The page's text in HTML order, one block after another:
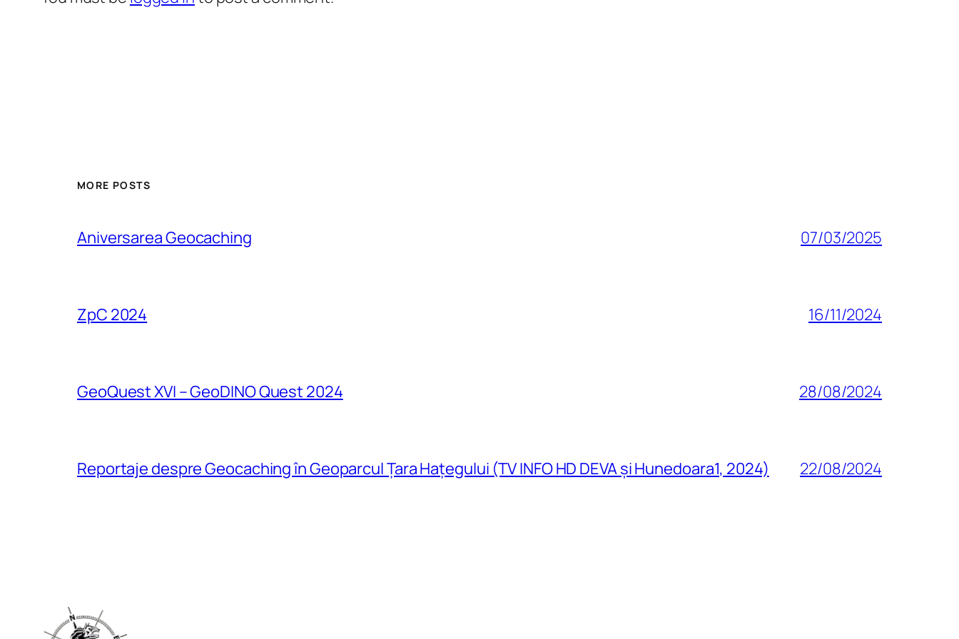
MORE POSTS
Aniversarea Geocaching 07/03/2025
ZpC 2024 16/11/2024
GeoQuest XVI – GeoDINO Quest 2024 28/08/2024
Reportaje despre Geocaching în Geoparcul Țara Hațegului (TV INFO HD DEVA și Hunedoara1, 2024) 22/08/2024